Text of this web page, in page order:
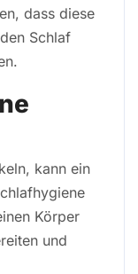
dass diese
Schlaf
kann ein
Körper
und